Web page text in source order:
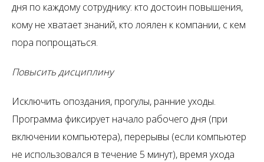
дня по каждому сотруднику: кто достоин повышения,
кому не хватает знаний, кто лоялен к компании, с кем
пора попрощаться.
Повысить дисциплину
Исключить опоздания, прогулы, ранние уходы.
Программа фиксирует начало рабочего дня (при
включении компьютера), перерывы (если компьютер
не использовался в течение 5 минут), время ухода